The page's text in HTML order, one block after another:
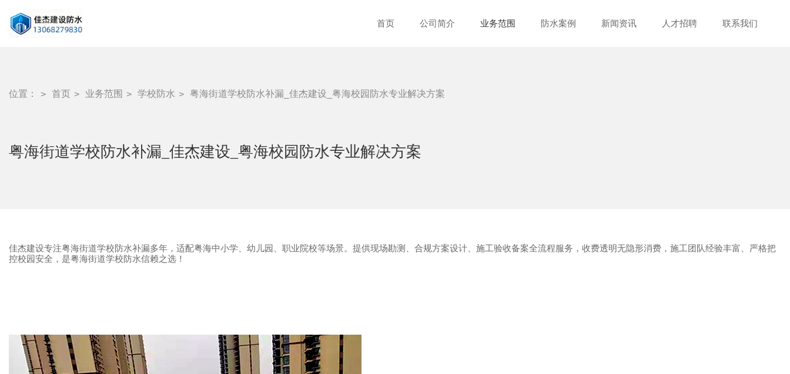
首页 公司简介 业务范围 防水案例 新闻资讯 人才招聘 联系我们
位置： 首页 业务范围 学校防水 粤海街道学校防水补漏_佳杰建设_粤海校园防水专业解决方案
粤海街道学校防水补漏_佳杰建设_粤海校园防水专业解决方案
佳杰建设专注粤海街道学校防水补漏多年，适配粤海中小学、幼儿园、职业院校等场景。提供现场勘测、合规方案设计、施工验收备案全流程服务，收费透明无隐形消费，施工团队经验丰富、严格把
控校园安全，是粤海街道学校防水信赖之选！